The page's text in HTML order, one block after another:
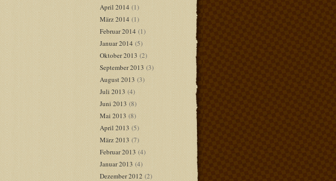
April 2014(1)
März 2014(1)
Februar 2014 (1)
Januar 2014 (5)
Oktober 2013 (2)
September 2013 (3)
August 2013 (3)
Juli 2013 (4)
Juni 2013(8)
Mai 2013(8)
April 2013(5)
März 2013(7)
Februar 2013 (4)
Januar 2013 (4)
Dezember 2012(2)